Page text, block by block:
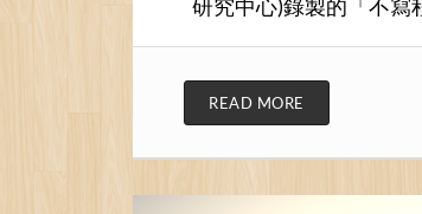
研究中心)錄製的「不寫
READ MORE